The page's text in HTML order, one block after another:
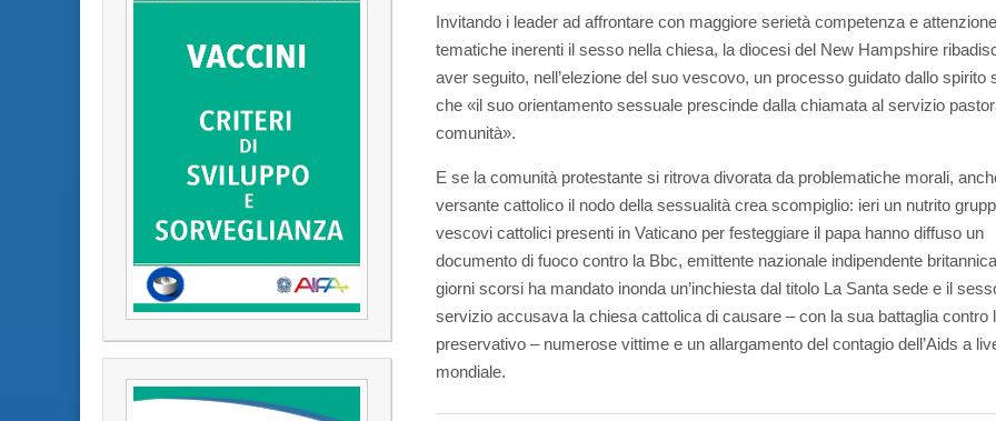
Invitando i leader ad affrontare con maggiore serietà competenza e
tematiche inerenti il sesso nella chiesa, la diocesi del New Hampshire
aver seguito, nell’elezione del suo vescovo, un processo guidato dallo spirito
che «il suo orientamento sessuale prescinde dalla chiamata al servizio
comunità».
E se la comunità protestante si ritrova divorata da problematiche morali,
versante cattolico il nodo della sessualità crea scompiglio: ieri un nutrito
vescovi cattolici presenti in Vaticano per festeggiare il papa hanno diffuso un
documento di fuoco contro la Bbc, emittente nazionale indipendente
giorni scorsi ha mandato inonda un’inchiesta dal titolo La Santa sede e il
servizio accusava la chiesa cattolica di causare – con la sua battaglia contro
preservativo – numerose vittime e un allargamento del contagio dell’Aids a
mondiale.